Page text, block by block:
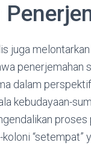
juga
penerjemahan
dalam
kebudayaan-
“setempat”